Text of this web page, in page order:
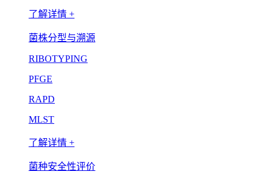
了解详情 +
菌株分型与溯源
RIBOTYPING
PFGE
RAPD
MLST
了解详情 +
菌种安全性评价